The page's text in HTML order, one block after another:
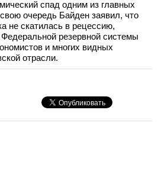
спад одним из главных
очередь Байден заявил, что
не скатилась в рецессию,
резервной системы
и многих видных
отрасли.